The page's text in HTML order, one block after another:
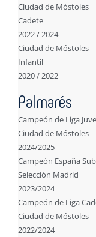
Ciudad de Móstoles
Cadete
2022 / 2024
Ciudad de Móstoles
Infantil
2020 / 2022
Palmarés
Campeón de Liga
Ciudad de Móstoles
2024/2025
Campeón España
Selección Madrid
2023/2024
Campeón de Liga
Ciudad de Móstoles
2022/2024